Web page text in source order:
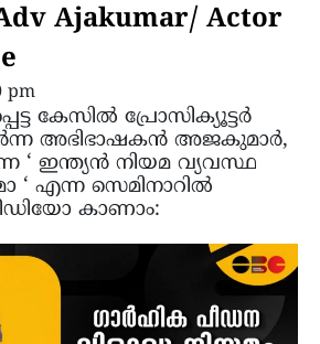
Ajakumar/ Actor
pm
കേസിൽ പ്രോസിക്യൂട്ടർ
അഭിഭാഷകൻ അജകുമാർ,
‘ ഇന്ത്യൻ നിയമ വ്യവസ്ഥ
എന്ന സെമിനാറിൽ
കാണാം: